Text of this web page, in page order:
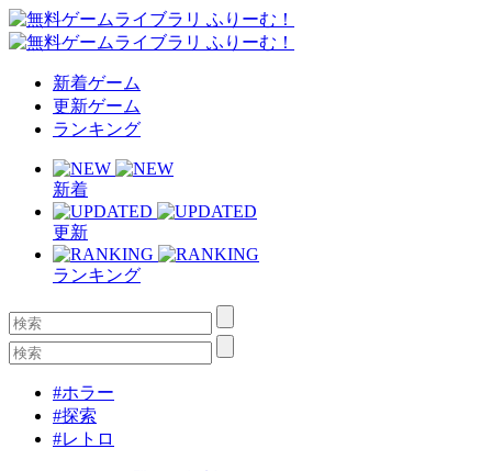
新着ゲーム
更新ゲーム
ランキング
新着
更新
ランキング
#ホラー
#探索
#レトロ